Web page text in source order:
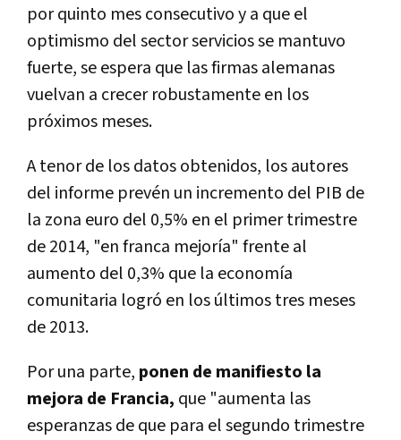
por quinto mes consecutivo y a que el
optimismo del sector servicios se mantuvo
fuerte, se espera que las firmas alemanas
vuelvan a crecer robustamente en los
próximos meses.
A tenor de los datos obtenidos, los autores
del informe prevén un incremento del PIB de
la zona euro del 0,5% en el primer trimestre
de 2014, "en franca mejoría" frente al
aumento del 0,3% que la economía
comunitaria logró en los últimos tres meses
de 2013.
Por una parte, ponen de manifiesto la
mejora de Francia, que "aumenta las
esperanzas de que para el segundo trimestre